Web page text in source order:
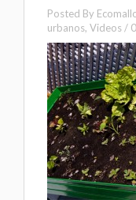
Posted By
urbanos, Videos/